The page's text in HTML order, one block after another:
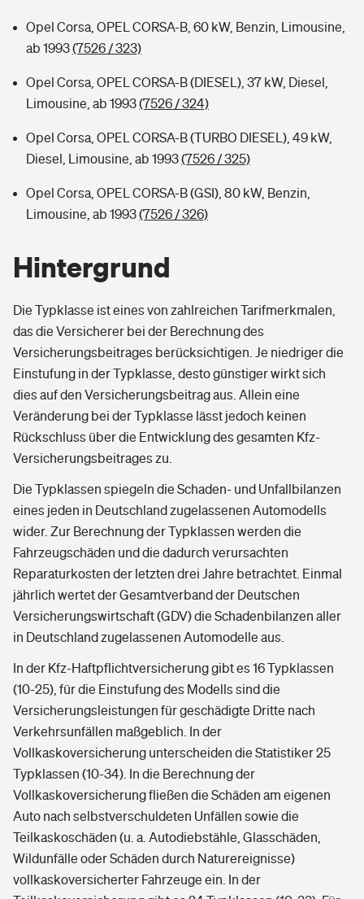
Opel Corsa, OPEL CORSA-B, 60 kW, Benzin, Limousine,
ab 1993(7526 / 323)
Opel Corsa, OPEL CORSA-B (DIESEL), 37 kW, Diesel,
Limousine, ab 1993(7526 / 324)
Opel Corsa, OPEL CORSA-B (TURBO DIESEL), 49 kW,
Diesel, Limousine, ab 1993(7526 / 325)
Opel Corsa, OPEL CORSA-B (GSI), 80 kW, Benzin,
Limousine, ab 1993(7526 / 326)
Hintergrund
Die Typklasse ist eines von zahlreichen Tarifmerkmalen,
das die Versicherer bei der Berechnung des
Versicherungsbeitrages berücksichtigen. Je niedriger die
Einstufung in der Typklasse, desto günstiger wirkt sich
dies auf den Versicherungsbeitrag aus. Allein eine
Veränderung bei der Typklasse lässt jedoch keinen
Rückschluss über die Entwicklung des gesamten Kfz-
Versicherungsbeitrages zu.
Die Typklassen spiegeln die Schaden- und Unfallbilanzen
eines jeden in Deutschland zugelassenen Automodells
wider. Zur Berechnung der Typklassen werden die
Fahrzeugschäden und die dadurch verursachten
Reparaturkosten der letzten drei Jahre betrachtet. Einmal
jährlich wertet der Gesamtverband der Deutschen
Versicherungswirtschaft (GDV) die Schadenbilanzen aller
in Deutschland zugelassenen Automodelle aus.
In der Kfz-Haftpflichtversicherung gibt es 16 Typklassen
(10-25), für die Einstufung des Modells sind die
Versicherungsleistungen für geschädigte Dritte nach
Verkehrsunfällen maßgeblich. In der
Vollkaskoversicherung unterscheiden die Statistiker 25
Typklassen (10-34). In die Berechnung der
Vollkaskoversicherung fließen die Schäden am eigenen
Auto nach selbstverschuldeten Unfällen sowie die
Teilkaskoschäden (u. a. Autodiebstähle, Glasschäden,
Wildunfälle oder Schäden durch Naturereignisse)
vollkaskoversicherter Fahrzeuge ein. In der